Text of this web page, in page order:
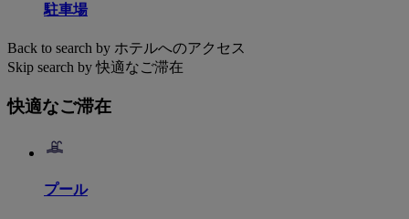
駐車場
Back to search by ホテルへのアクセス
Skip search by 快適なご滞在
快適なご滞在
プール